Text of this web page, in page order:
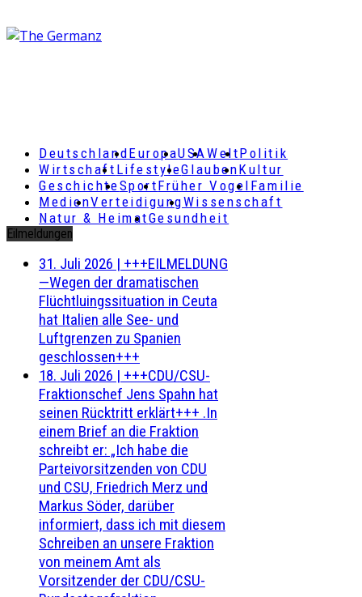
DeutschlandEuropaUSAWeltPolitik
Wirtschaft LifestyleGlaubenKultur
GeschichteSportFrüher Vogel Familie
MedienVerteidigungWissenschaft
Natur & HeimatGesundheit
Eilmeldungen
31. Juli 2026 | +++EILMELDUNG
—Wegen der dramatischen
Flüchtluingssituation in Ceuta
hat Italien alle See- und
Luftgrenzen zu Spanien
geschlossen+++
18. Juli 2026 | +++CDU/CSU-
Fraktionschef Jens Spahn hat
seinen Rücktritt erklärt+++ .In
einem Brief an die Fraktion
schreibt er: „Ich habe die
Parteivorsitzenden von CDU
und CSU, Friedrich Merz und
Markus Söder, darüber
informiert, dass ich mit diesem
Schreiben an unsere Fraktion
von meinem Amt als
Vorsitzender der CDU/CSU-